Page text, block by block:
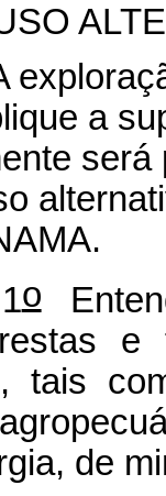
a
o
e
tais
de